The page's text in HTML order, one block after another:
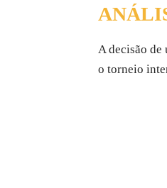
A decisão de
o torneio